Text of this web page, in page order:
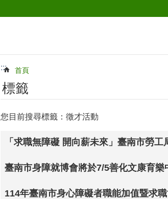
::: 首頁
標籤
您目前搜尋標籤：徵才活動
「求職無障礙 開向薪未來」臺南市勞
臺南市身障就博會將於7/5善化文康育樂
114年臺南市身心障礙者職能加值暨求